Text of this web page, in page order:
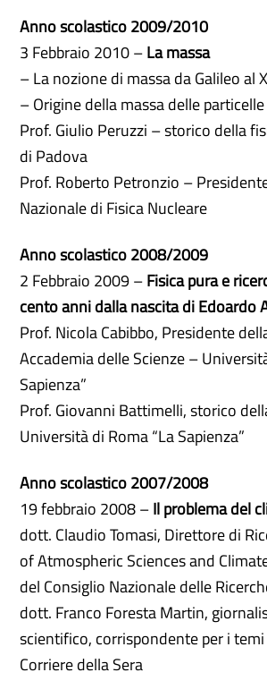
Anno scolastico 2009/2010
3 Febbraio 2010 –La massa
– La nozione di massa da Galileo al
– Origine della massa delle
Prof. Giulio Peruzzi – storico della
di Padova
Prof. Roberto Petronzio –
Nazionale di Fisica Nucleare
Anno scolastico 2008/2009
2 Febbraio 2009 –Fisica pura e
cento anni dalla nascita di Edoardo
Prof. Nicola Cabibbo, Presidente
Accademia delle Scienze –
Sapienza”
Prof. Giovanni Battimelli, storico
Università di Roma “La Sapienza”
Anno scolastico 2007/2008
19 febbraio 2008 –Il problema del
dott. Claudio Tomasi, Direttore di
of Atmospheric Sciences and
del Consiglio Nazionale delle
dott. Franco Foresta Martin,
scientifico, corrispondente per i
Corriere della Sera